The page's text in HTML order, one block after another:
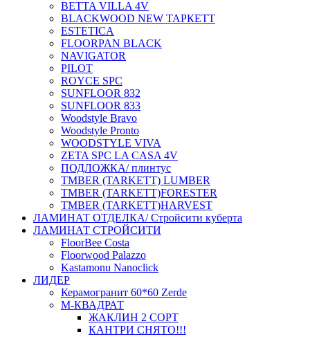
BETTA VILLA 4V
BLACKWOOD NEW ТАРКЕТТ
ESTETICA
FLOORPAN BLACK
NAVIGATOR
PILOT
ROYCE SPC
SUNFLOOR 832
SUNFLOOR 833
Woodstyle Bravo
Woodstyle Pronto
WOODSTYLE VIVA
ZETA SPC LA CASA 4V
ПОДЛОЖКА/ плинтус
ТMBER (TARKETT) LUMBER
ТMBER (TARKETT)FORESTER
ТMBER (TARKETT)HARVEST
ЛАМИНАТ ОТДЕЛКА/ Стройсити куберта
ЛАМИНАТ СТРОЙСИТИ
FloorBee Costa
Floorwood Palazzo
Kastamonu Nanoclick
ЛИДЕР
Керамогранит 60*60 Zerde
М-КВАДРАТ
ЖАКЛИН 2 СОРТ
КАНТРИ СНЯТО!!!